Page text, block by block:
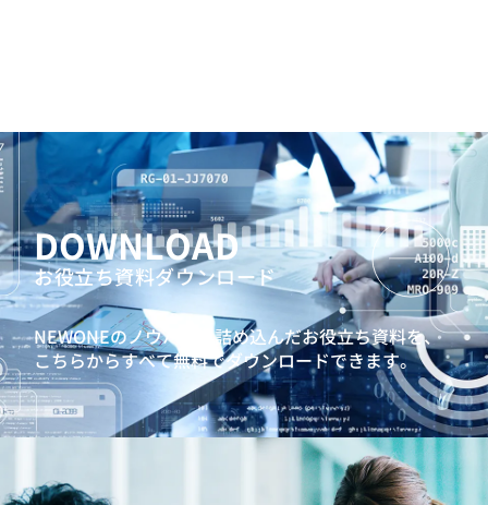
DOWNLOAD
お役立ち資料ダウンロード
NEWONEのノウハウを詰め込んだお役立ち資料を、
こちらからすべて無料でダウンロードできます。